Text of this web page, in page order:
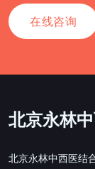
在线咨询
北京永林
北京永林中西医结